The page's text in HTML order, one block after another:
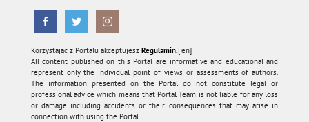
Korzystając z Portalu akceptujesz Regulamin.[:en]
All content published on this Portal are informative and educational and
represent only the individual point of views or assessments of authors.
The information presented on the Portal do not constitute legal or
professional advice which means that Portal Team is not liable for any loss
or damage including accidents or their consequences that may arise in
connection with using the Portal.